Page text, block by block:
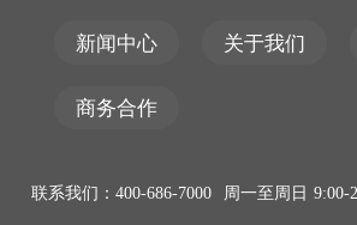
新闻中心 关于我们
商务合作
联系我们：400-686-7000 周一至周日 9:00-